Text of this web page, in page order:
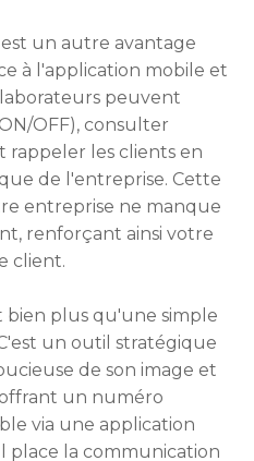
un autre avantage
à l'application mobile et
peuvent
OFF), consulter
rappeler les clients en
de l'entreprise. Cette
entreprise ne manque
renforçant ainsi votre
client.
bien plus qu'une simple
un outil stratégique
de son image et
un numéro
via une application
place la communication